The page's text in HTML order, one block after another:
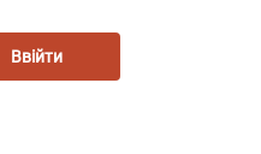
Ввійти